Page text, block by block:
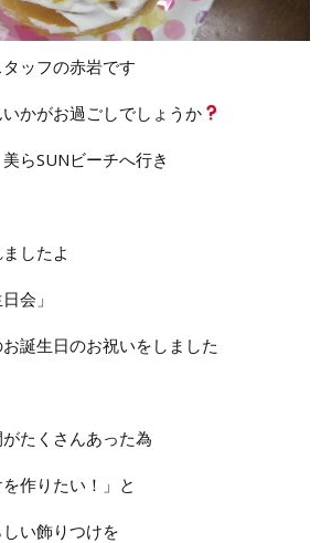
ッフの赤岩です
かがお過ごしでしょうか
らSUNビーチへ行き
したよ
会」
誕生日のお祝いをしました
たくさんあった為
作りたい！」と
い飾りつけを